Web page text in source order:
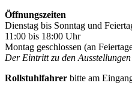
Öffnungszeiten
Dienstag bis Sonntag und
11:00 bis 18:00 Uhr
Montag geschlossen (an
Der Eintritt zu den
Rollstuhlfahrer bitte am